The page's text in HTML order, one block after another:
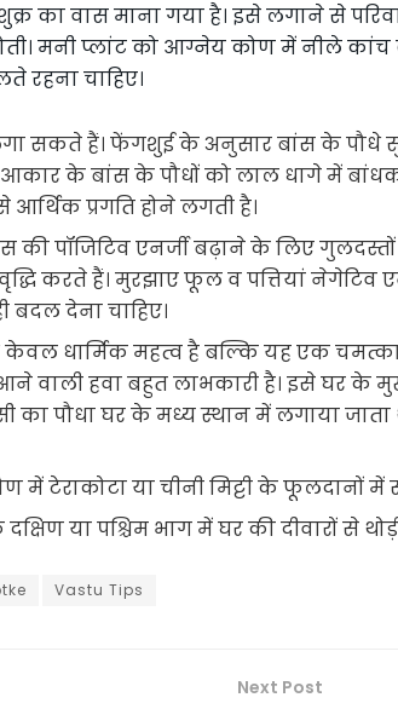
का वास माना गया है। इसे लगाने से
मनी प्लांट को आग्नेय कोण में नीले
रहना चाहिए।
सकते हैं। फेंगशुई के अनुसार बांस के पौधे
के बांस के पौधों को लाल धागे में
आर्थिक प्रगति होने लगती है।
पॉजिटिव एनर्जी बढ़ाने के लिए
करते हैं। मुरझाए फूल व पत्तियां नेगेटिव
बदल देना चाहिए।
धार्मिक महत्व है बल्कि यह एक
वाली हवा बहुत लाभकारी है। इसे घर के
का पौधा घर के मध्य स्थान में लगाया
टेराकोटा या चीनी मिट्टी के
या पश्चिम भाग में घर की दीवारों से
Vastu Tips
Next Post